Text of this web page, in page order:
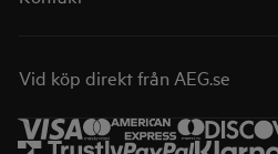
Vid köp direkt från AEG.se